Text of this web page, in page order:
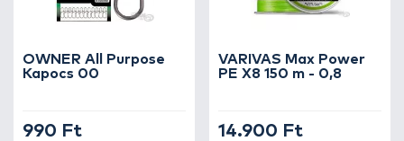
OWNER All Purpose
Kapocs 00
990 Ft
VARIVAS Max Power
PE X8 150 m - 0,8
14.900 Ft